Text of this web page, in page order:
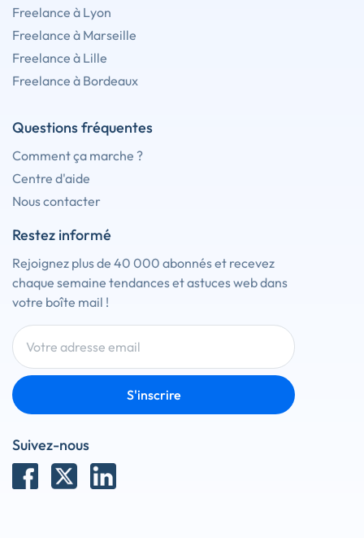
Freelance à Lyon
Freelance à Marseille
Freelance à Lille
Freelance à Bordeaux
Questions fréquentes
Comment ça marche ?
Centre d'aide
Nous contacter
Restez informé
Rejoignez plus de 40 000 abonnés et recevez
chaque semaine tendances et astuces web dans
votre boîte mail !
S'inscrire
Suivez-nous